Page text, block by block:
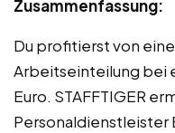
Zusammenfassung:
Du profitierst von
Arbeitseinteilung bei
Euro. STAFFTIGER
Personaldienstleister